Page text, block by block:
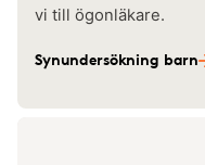
vi till ögonläkare.
Synundersökning barn